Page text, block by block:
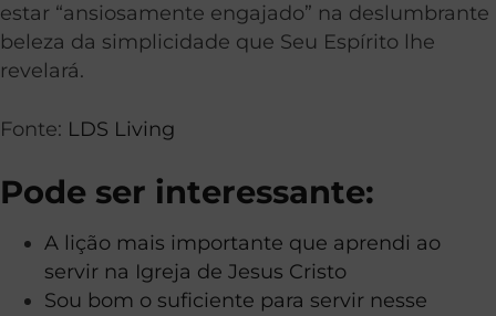
estar “ansiosamente engajado” na deslumbrante
beleza da simplicidade que Seu Espírito lhe
revelará.
Fonte: LDS Living
Pode ser interessante:
A lição mais importante que aprendi ao
servir na Igreja de Jesus Cristo
Sou bom o suficiente para servir nesse